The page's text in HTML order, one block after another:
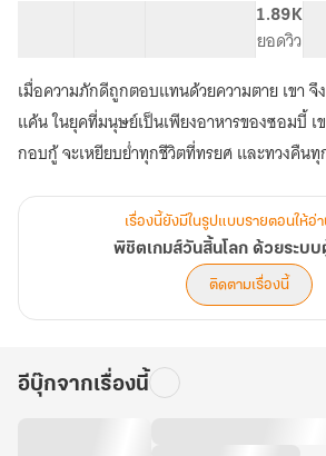
กู้
19
วัน
สิ้น
โลก
ด้วย
ระบบ
ผู้
กอบ
1.89K
ยอดวิว
เมื่อความภักดีถูกตอบแทนด้วยความตาย เขา จึ
แค้น ในยุคที่มนุษย์เป็นเพียงอาหารของซอมบี้ เ
กอบกู้ จะเหยียบย่ำทุกชีวิตที่ทรยศ และทวงคืน
เรื่องนี้ยังมีในรูปแบบรายตอนให้อ่
พิชิตเกมส์วันสิ้นโลก ด้วยระบ
ติดตามเรื่องนี้
อีบุ๊กจากเรื่องนี้